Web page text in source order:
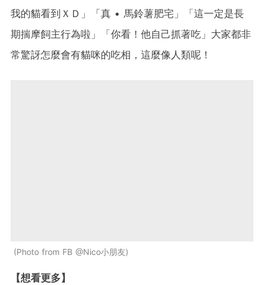
我的貓看到ＸＤ」「真 • 馬鈴薯肥宅」「這一定是長
期揣摩飼主行為啦」「你看！他自己抓著吃」大家都非
常驚訝怎麼會有貓咪的吃相，這麼像人類呢！
Photo from FB @Nico小朋友
【想看更多】